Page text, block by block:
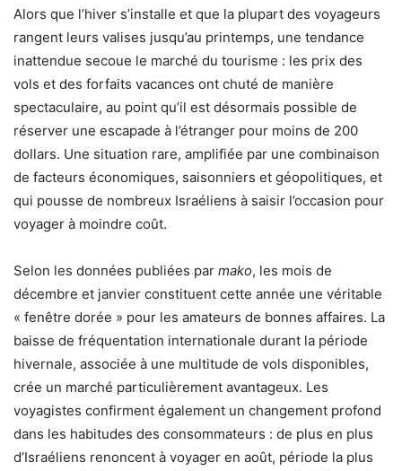
Alors que l’hiver s’installe et que la plupart des voyageurs
rangent leurs valises jusqu’au printemps, une tendance
inattendue secoue le marché du tourisme : les prix des
vols et des forfaits vacances ont chuté de manière
spectaculaire, au point qu’il est désormais possible de
réserver une escapade à l’étranger pour moins de 200
dollars. Une situation rare, amplifiée par une combinaison
de facteurs économiques, saisonniers et géopolitiques, et
qui pousse de nombreux Israéliens à saisir l’occasion pour
voyager à moindre coût.
Selon les données publiées par mako, les mois de
décembre et janvier constituent cette année une véritable
« fenêtre dorée » pour les amateurs de bonnes affaires. La
baisse de fréquentation internationale durant la période
hivernale, associée à une multitude de vols disponibles,
crée un marché particulièrement avantageux. Les
voyagistes confirment également un changement profond
dans les habitudes des consommateurs : de plus en plus
d’Israéliens renoncent à voyager en août, période la plus